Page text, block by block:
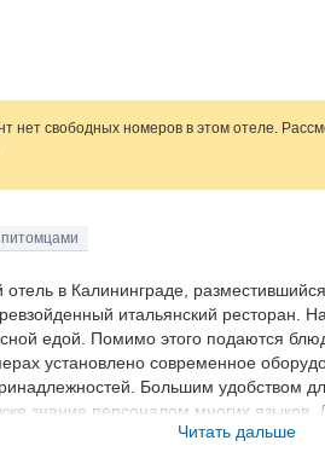
нет свободных номеров в этом отеле.
в Калининграде,
итальянский ресторан.
едой. Помимо этого подаются
установлено современное
Большим удобством
знание персоналом многих
охраняемая парковка.Читать дальше